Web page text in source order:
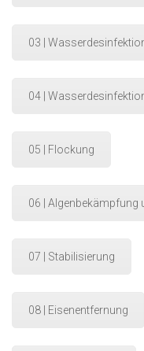
03 |
04 |
05 | Flockung
06 | Algenbekämpfung
07 | Stabilisierung
08 | Eisenentfernung